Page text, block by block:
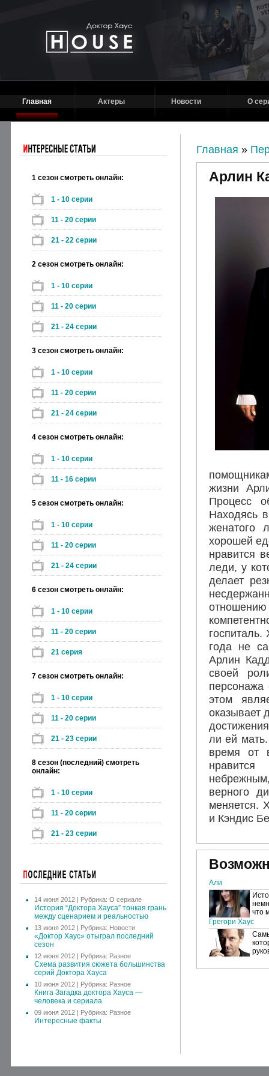
Главная Актеры Новости О
1 сезон смотреть онлайн:
1 - 10 серии
11 - 20 серии
21 - 22 серии
2 сезон смотреть онлайн:
1 - 10 серии
11 - 20 серии
21 - 24 серии
3 сезон смотреть онлайн:
1 - 10 серии
11 - 20 серии
21 - 24 серии
4 сезон смотреть онлайн:
1 - 10 серии
11 - 16 серии
5 сезон смотреть онлайн:
1 - 10 серии
11 - 20 серии
21 - 24 серии
6 сезон смотреть онлайн:
1 - 10 серии
11 - 20 серии
21 серия
7 сезон смотреть онлайн:
1 - 10 серии
11 - 20 серии
21 - 23 серии
8 сезон (последний) смотреть
онлайн:
1 - 10 серии
11 - 20 серии
21 - 23 серии
14 июня 2012 | Рубрика: О сериале
История “Доктора Хауса” тонкая грань
между сценарием и реальностью
13 июня 2012 | Рубрика: Новости
«Доктор Хаус» отыграл последний
сезон
12 июня 2012 | Рубрика: Разное
Схема развития сюжета большинства
серий Доктора Хауса
10 июня 2012 | Рубрика: Разное
Книга Загадка доктора Хауса —
человека и сериала
09 июня 2012 | Рубрика: Разное
Интересные факты
Главная »
Арлин
жизни
Процесс
Находясь
женатого
хорошей
нравится
леди, у
делает
года не
Арлин
своей
этом
оказывает
ли ей
время от
верного
меняется.
и Кэндис
Али
что
Грегори Хаус